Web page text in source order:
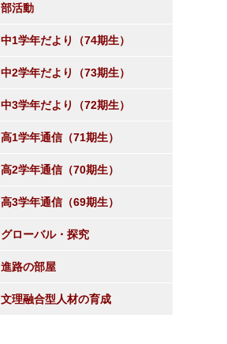
部活動
中1学年だより（74期生）
中2学年だより（73期生）
中3学年だより（72期生）
高1学年通信（71期生）
高2学年通信（70期生）
高3学年通信（69期生）
グローバル・探究
進路の部屋
文理融合型人材の育成